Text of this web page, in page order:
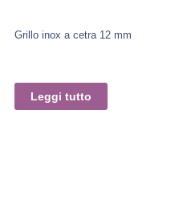
Grillo inox a cetra 12 mm
Leggi tutto